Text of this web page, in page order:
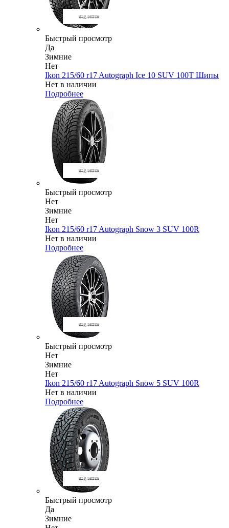
Быстрый просмотр
Да
Зимние
Нет
Ikon 215/60 r17 Autograph Ice 10 SUV 100T Шипы
Нет в наличии
Подробнее
Быстрый просмотр
Нет
Зимние
Нет
Ikon 215/60 r17 Autograph Snow 3 SUV 100R
Нет в наличии
Подробнее
Быстрый просмотр
Нет
Зимние
Нет
Ikon 215/60 r17 Autograph Snow 5 SUV 100R
Нет в наличии
Подробнее
Быстрый просмотр
Да
Зимние